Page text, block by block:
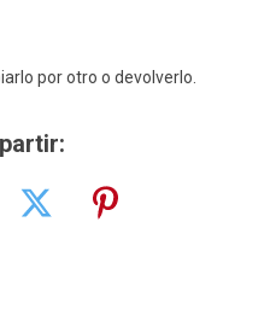
por otro o devolverlo.